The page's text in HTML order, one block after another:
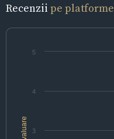
Recenzii pe platforme
Evaluare 3
4
5